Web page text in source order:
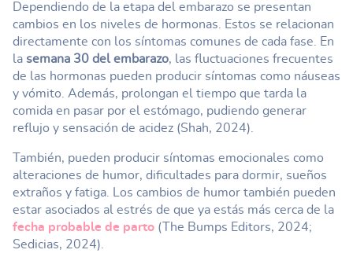
Dependiendo de la etapa del embarazo se presentan
cambios en los niveles de hormonas. Estos se relacionan
directamente con los síntomas comunes de cada fase. En
la semana 30 del embarazo, las fluctuaciones frecuentes
de las hormonas pueden producir síntomas como náuseas
y vómito. Además, prolongan el tiempo que tarda la
comida en pasar por el estómago, pudiendo generar
reflujo y sensación de acidez (Shah, 2024).
También, pueden producir síntomas emocionales como
alteraciones de humor, dificultades para dormir, sueños
extraños y fatiga. Los cambios de humor también pueden
estar asociados al estrés de que ya estás más cerca de la
fecha probable de parto (The Bumps Editors, 2024;
Sedicias, 2024).